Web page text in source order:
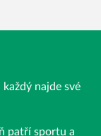
najde své
patří sportu a